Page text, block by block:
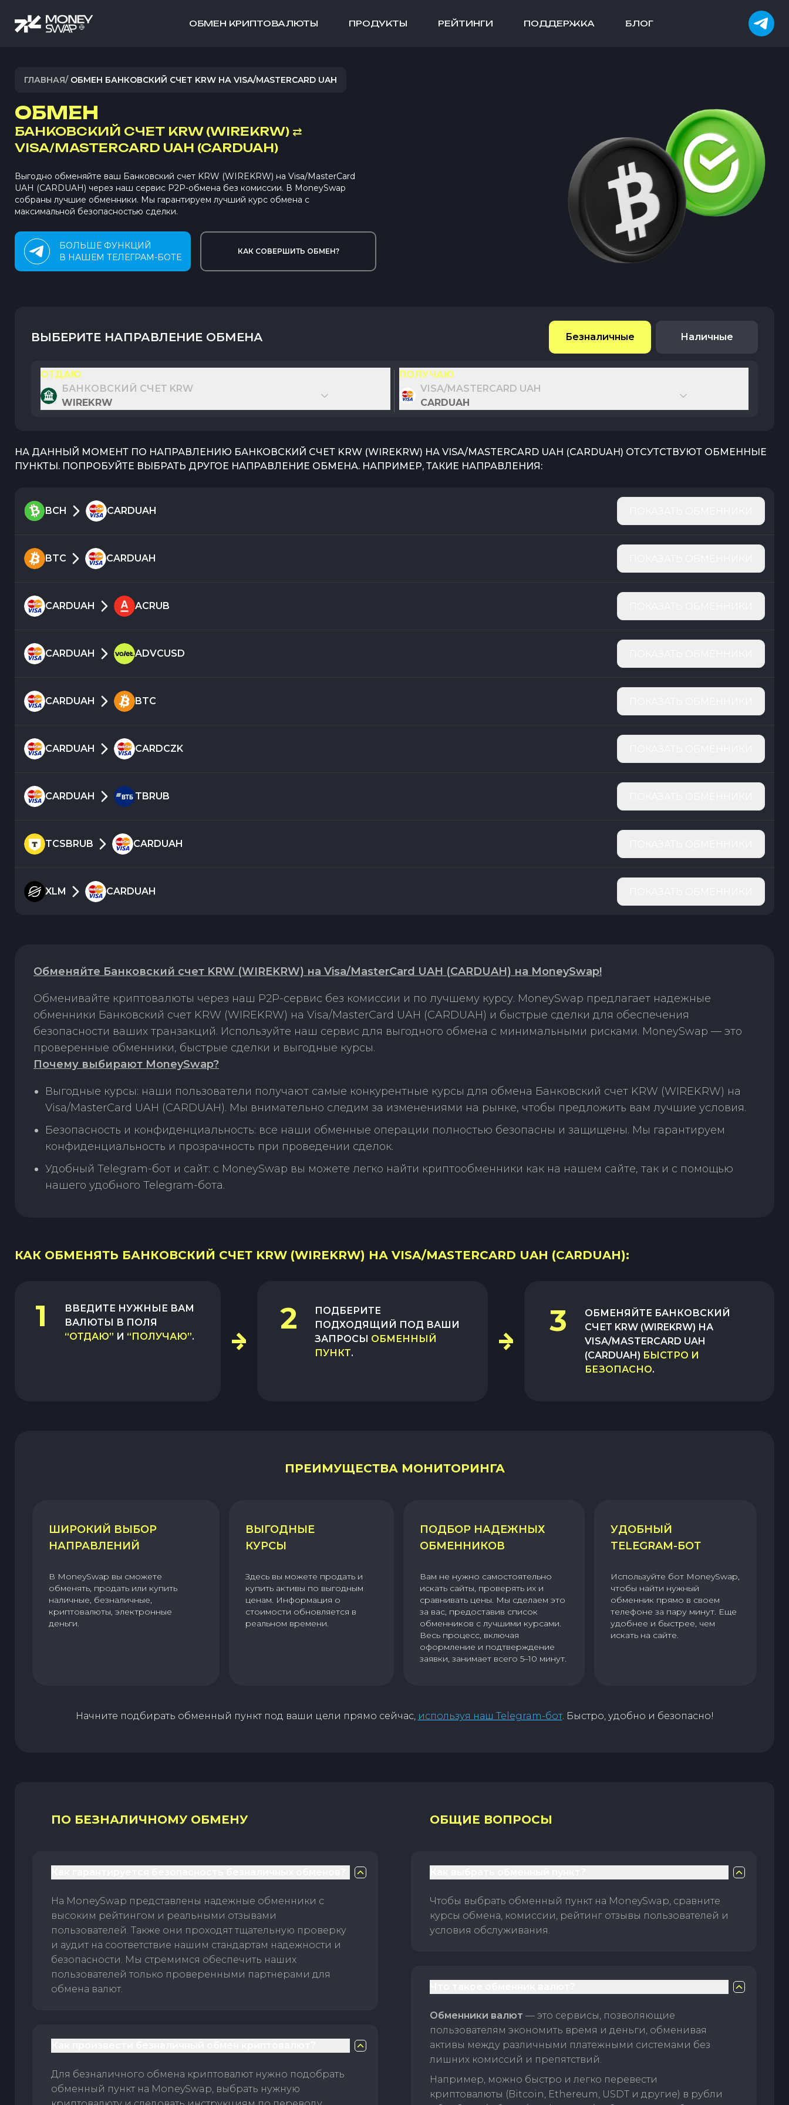
ОБМЕН КРИПТОВАЛЮТЫ ПРОДУКТЫ РЕЙТИНГИ ПОДДЕРЖКА БЛОГ
ГЛАВНАЯ/ ОБМЕН БАНКОВСКИЙ СЧЕТ KRW НА VISA/MASTERCARD UAH
ОБМЕН
БАНКОВСКИЙ СЧЕТ KRW (WIREKRW) ⇄
VISA/MASTERCARD UAH (CARDUAH)
Выгодно обменяйте ваш Банковский счет KRW (WIREKRW) на Visa/MasterCard
UAH (CARDUAH) через наш сервис P2P-обмена без комиссии. В MoneySwap
собраны лучшие обменники. Мы гарантируем лучший курс обмена с
максимальной безопасностью сделки.
БОЛЬШЕ ФУНКЦИЙ
В НАШЕМ ТЕЛЕГРАМ-БОТЕ
КАК СОВЕРШИТЬ ОБМЕН?
ВЫБЕРИТЕ НАПРАВЛЕНИЕ ОБМЕНА Безналичные Наличные
ОТДАЮ
БАНКОВСКИЙ СЧЕТ KRW
WIREKRW
ПОЛУЧАЮ
VISA/MASTERCARD UAH
CARDUAH
НА ДАННЫЙ МОМЕНТ ПО НАПРАВЛЕНИЮ БАНКОВСКИЙ СЧЕТ KRW (WIREKRW) НА VISA/MASTERCARD UAH (CARDUAH) ОТСУТСТВУЮТ ОБМЕННЫЕ
ПУНКТЫ. ПОПРОБУЙТЕ ВЫБРАТЬ ДРУГОЕ НАПРАВЛЕНИЕ ОБМЕНА. НАПРИМЕР, ТАКИЕ НАПРАВЛЕНИЯ:
BCH CARDUAH
BTC CARDUAH
CARDUAH ACRUB
CARDUAH ADVCUSD
CARDUAH BTC
CARDUAH CARDCZK
CARDUAH TBRUB
TCSBRUB CARDUAH
XLM CARDUAH
Обменяйте Банковский счет KRW (WIREKRW) на Visa/MasterCard UAH (CARDUAH) на MoneySwap!
Обменивайте криптовалюты через наш P2P-сервис без комиссии и по лучшему курсу. MoneySwap предлагает надежные
обменники Банковский счет KRW (WIREKRW) на Visa/MasterCard UAH (CARDUAH) и быстрые сделки для обеспечения
безопасности ваших транзакций. Используйте наш сервис для выгодного обмена с минимальными рисками. MoneySwap — это
проверенные обменники, быстрые сделки и выгодные курсы.
Почему выбирают MoneySwap?
Выгодные курсы: наши пользователи получают самые конкурентные курсы для обмена Банковский счет KRW (WIREKRW) на
Visa/MasterCard UAH (CARDUAH). Мы внимательно следим за изменениями на рынке, чтобы предложить вам лучшие условия.
Безопасность и конфиденциальность: все наши обменные операции полностью безопасны и защищены. Мы гарантируем
конфиденциальность и прозрачность при проведении сделок.
Удобный Telegram-бот и сайт: с MoneySwap вы можете легко найти криптообменники как на нашем сайте, так и с помощью
нашего удобного Telegram-бота.
КАК ОБМЕНЯТЬ БАНКОВСКИЙ СЧЕТ KRW (WIREKRW) НА VISA/MASTERCARD UAH (CARDUAH):
1
ВВЕДИТЕ НУЖНЫЕ ВАМ
ВАЛЮТЫ В ПОЛЯ
“ОТДАЮ” И “ПОЛУЧАЮ”.
2
ПОДБЕРИТЕ
ПОДХОДЯЩИЙ ПОД ВАШИ
ЗАПРОСЫ ОБМЕННЫЙ
ПУНКТ.
3 ОБМЕНЯЙТЕ БАНКОВСКИЙ
СЧЕТ KRW (WIREKRW) НА
VISA/MASTERCARD UAH
(CARDUAH) БЫСТРО И
БЕЗОПАСНО.
ПРЕИМУЩЕСТВА МОНИТОРИНГА
ШИРОКИЙ ВЫБОР
НАПРАВЛЕНИЙ
В MoneySwap вы сможете
обменять, продать или купить
наличные, безналичные,
криптовалюты, электронные
деньги.
ВЫГОДНЫЕ
КУРСЫ
Здесь вы можете продать и
купить активы по выгодным
ценам. Информация о
стоимости обновляется в
реальном времени.
ПОДБОР НАДЕЖНЫХ
ОБМЕННИКОВ
Вам не нужно самостоятельно
искать сайты, проверять их и
сравнивать цены. Мы сделаем это
за вас, предоставив список
обменников с лучшими курсами.
Весь процесс, включая
оформление и подтверждение
заявки, занимает всего 5–10 минут.
УДОБНЫЙ
TELEGRAM-БОТ
Используйте бот MoneySwap,
чтобы найти нужный
обменник прямо в своем
телефоне за пару минут. Еще
удобнее и быстрее, чем
искать на сайте.
Начните подбирать обменный пункт под ваши цели прямо сейчас, используя наш Telegram-бот. Быстро, удобно и безопасно!
ПО БЕЗНАЛИЧНОМУ ОБМЕНУ
На MoneySwap представлены надежные обменники с
высоким рейтингом и реальными отзывами
пользователей. Также они проходят тщательную проверку
и аудит на соответствие нашим стандартам надежности и
безопасности. Мы стремимся обеспечить наших
пользователей только проверенными партнерами для
обмена валют.
Для безналичного обмена криптовалют нужно подобрать
обменный пункт на MoneySwap, выбрать нужную
ОБЩИЕ ВОПРОСЫ
Чтобы выбрать обменный пункт на MoneySwap, сравните
курсы обмена, комиссии, рейтинг отзывы пользователей и
условия обслуживания.
Обменники валют — это сервисы, позволяющие
пользователям экономить время и деньги, обменивая
активы между различными платежными системами без
лишних комиссий и препятствий.
Например, можно быстро и легко перевести
криптовалюты (Bitcoin, Ethereum, USDT и другие) в рубли